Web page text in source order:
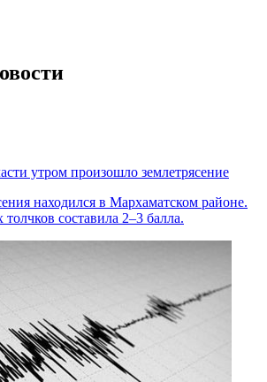
утром произошло землетрясение
находился в Мархаматском районе.
составила 2–3 балла.